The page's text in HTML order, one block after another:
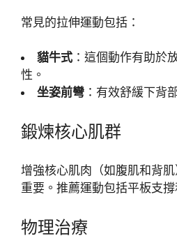
常見的拉伸運動包括：
貓牛式 ：這個動作有助於
性。
坐姿前彎 ：有效舒緩下背
鍛煉核心肌群
增強核心肌肉（如腹肌和背
重要。推薦運動包括平板支撐
物理治療